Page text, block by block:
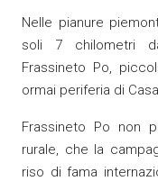
Nelle pianure
soli 7 chilometri
Frassineto Po,
ormai periferia di
Frassineto Po non
rurale, che la
riso di fama